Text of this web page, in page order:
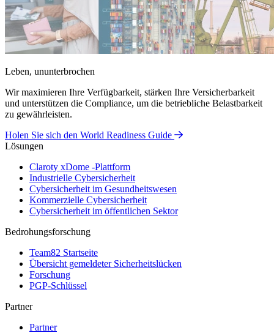
Leben, ununterbrochen
Wir maximieren Ihre Verfügbarkeit, stärken Ihre Versicherbarkeit
und unterstützen die Compliance, um die betriebliche Belastbarkeit
zu gewährleisten.
Holen Sie sich den World Readiness Guide
Lösungen
Claroty xDome -Plattform
Industrielle Cybersicherheit
Cybersicherheit im Gesundheitswesen
Kommerzielle Cybersicherheit
Cybersicherheit im öffentlichen Sektor
Bedrohungsforschung
Team82 Startseite
Übersicht gemeldeter Sicherheitslücken
Forschung
PGP-Schlüssel
Partner
Partner